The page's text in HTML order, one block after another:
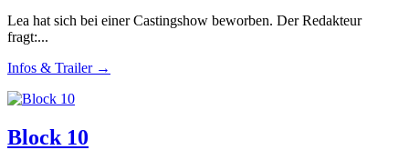
Lea hat sich bei einer Castingshow beworben. Der Redakteur
fragt:...
Infos & Trailer →
Block 10